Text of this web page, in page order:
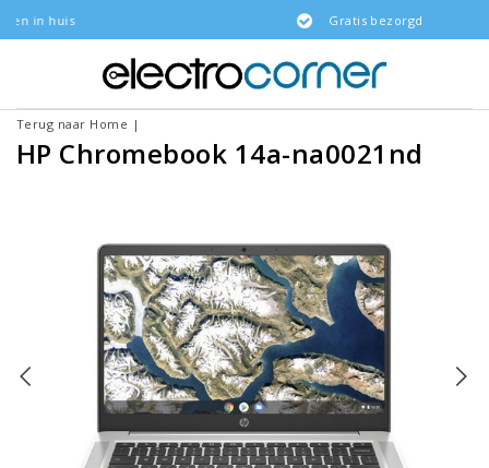
Gratis bezorgd
Terug naar Home |
HP Chromebook 14a-na0021nd